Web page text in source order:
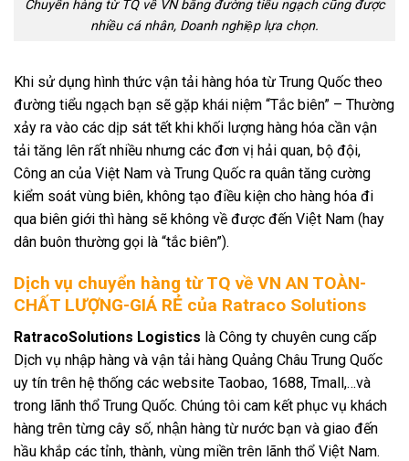
Chuyển hàng từ TQ về VN bằng đường tiểu ngạch cũng được
nhiều cá nhân, Doanh nghiệp lựa chọn.
Khi sử dụng hình thức vận tải hàng hóa từ Trung Quốc theo
đường tiểu ngạch bạn sẽ gặp khái niệm “Tắc biên” – Thường
xảy ra vào các dịp sát tết khi khối lượng hàng hóa cần vận
tải tăng lên rất nhiều nhưng các đơn vị hải quan, bộ đội,
Công an của Việt Nam và Trung Quốc ra quân tăng cường
kiểm soát vùng biên, không tạo điều kiện cho hàng hóa đi
qua biên giới thì hàng sẽ không về được đến Việt Nam (hay
dân buôn thường gọi là “tắc biên”).
Dịch vụ chuyển hàng từ TQ về VN AN TOÀN-
CHẤT LƯỢNG-GIÁ RẺ của Ratraco Solutions
RatracoSolutions Logistics là Công ty chuyên cung cấp
Dịch vụ nhập hàng và vận tải hàng Quảng Châu Trung Quốc
uy tín trên hệ thống các website Taobao, 1688, Tmall,…và
trong lãnh thổ Trung Quốc. Chúng tôi cam kết phục vụ khách
hàng trên từng cây số, nhận hàng từ nước bạn và giao đến
hầu khắp các tỉnh, thành, vùng miền trên lãnh thổ Việt Nam.